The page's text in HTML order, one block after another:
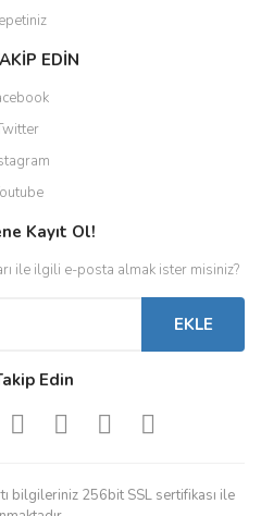
EDİN
Kayıt Ol!
ile ilgili e-posta almak ister misiniz?
EKLE
Edin
bilgileriniz 256bit SSL sertifikası ile